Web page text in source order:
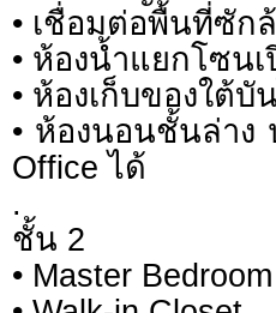
• เชื่อมต่อพื้นที่ซัก
• ห้องน้ำแยกโซน
• ห้องเก็บของใต้บั
• ห้องนอนชั้นล่าง
Office ได้
.
ชั้น 2
• Master